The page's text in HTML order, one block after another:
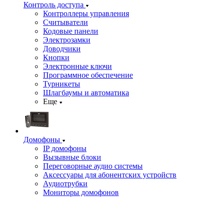
Контроль доступа
Контроллеры управления
Считыватели
Кодовые панели
Электрозамки
Доводчики
Кнопки
Электронные ключи
Программное обеспечение
Турникеты
Шлагбаумы и автоматика
Еще
Домофоны
IP домофоны
Вызывные блоки
Переговорные аудио системы
Аксессуары для абонентских устройств
Аудиотрубки
Мониторы домофонов